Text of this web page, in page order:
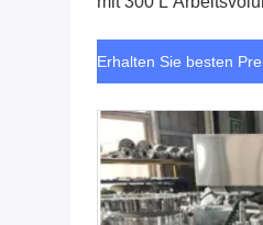
Erhalten Sie besten